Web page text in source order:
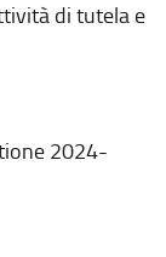
di tutela e
2024-